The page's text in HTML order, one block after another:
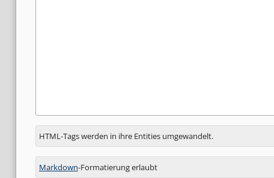
Antwort
zu
HTML-Tags werden in ihre Entities umgewandelt.
Markdown-Formatierung erlaubt